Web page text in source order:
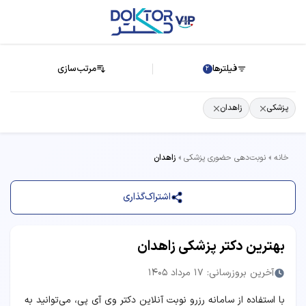
فیلترها 2 مرتب‌سازی
پزشکی زاهدان
خانه نوبت‌دهی حضوری پزشکی زاهدان
اشتراک‌گذاری
بهترین دکتر پزشکی زاهدان
آخرین بروزرسانی: 17 مرداد 1405
با استفاده از سامانه رزرو نوبت آنلاین دکتر وی آی پی، می‌توانید به